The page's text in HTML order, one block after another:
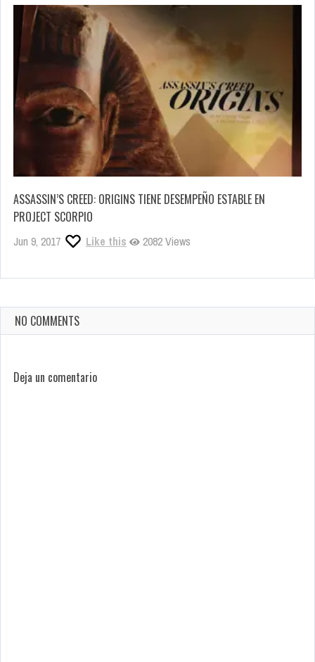
ASSASSIN’S CREED: ORIGINS TIENE DESEMPEÑO ESTABLE EN
PROJECT SCORPIO
Jun 9, 2017 Like this 2082 Views
NO COMMENTS
Deja un comentario